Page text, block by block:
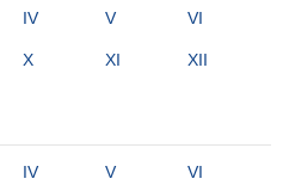
IV V VI
X XI XII
IV V VI